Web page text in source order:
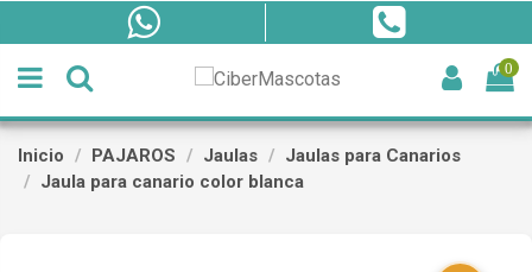
0
Inicio PAJAROS Jaulas
Jaulas para Canarios
Jaula para canario color blanca